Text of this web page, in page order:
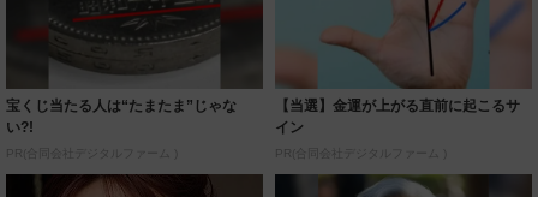
宝くじ当たる人は“たまたま”じゃな
い?!
PR(合同会社デジタルファーム )
【当選】金運が上がる直前に起こるサ
イン
PR(合同会社デジタルファーム )